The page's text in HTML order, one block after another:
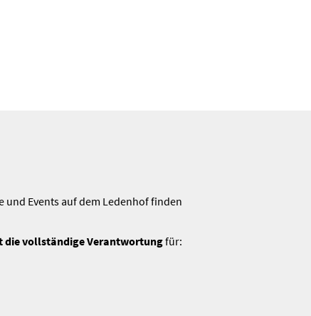
und Events auf dem Ledenhof finden
die vollständige Verant­wortungfür: